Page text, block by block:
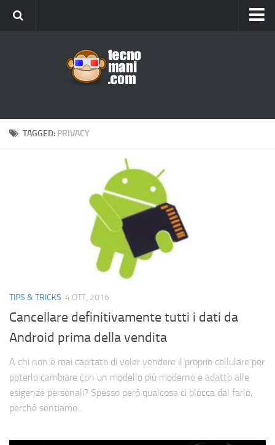
Windows
Cerca
TAGGED: PRIVACY
TIPS & TRICKS 4 OTT, 2016
Cancellare definitivamente tutti i dati da
Android prima della vendita
A chi non è mai capitato di voler vendere il proprio cellulare per
poterlo cambiare con un modello più moderno e adatto alle
esigenze personali? Spesso però qualcosa ci blocca dal farlo,
perché sentiamo...